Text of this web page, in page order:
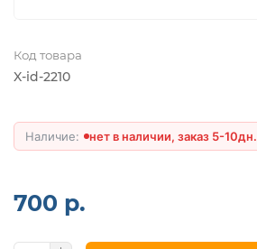
Код товара
X-id-2210
нет в наличии, заказ 5-10дн.
700 р.